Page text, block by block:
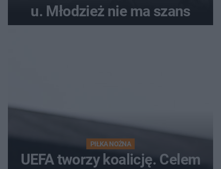
u. Młodzież nie ma szans
PIŁKA NOŻNA
UEFA tworzy koalicję. Celem